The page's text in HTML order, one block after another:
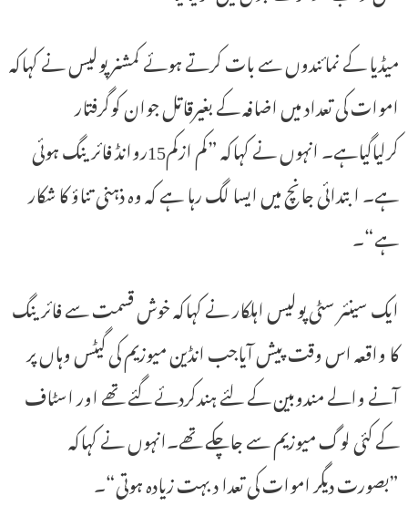
میڈیا کے نمائندوں سے بات کرتے ہوئے کمشنر پولیس نے کہاکہ
اموات کی تعداد میں اضافہ کے بغیرقاتل جوان کوگرفتار
کرلیاگیاہے۔ انہوں نے کہاکہ ”کم ازکم15روانڈ فائرینگ ہوئی
ہے۔ ابتدائی جانچ میں ایسا لگ رہا ہے کہ وہ ذہنی تناؤ کا شکار
ہے“۔
ایک سینئر سٹی پولیس اہلکار نے کہاکہ خوش قسمت سے فائرینگ
کا واقعہ اس وقت پیش آیاجب انڈین میوزیم کی گیٹس وہاں پر
آنے والے مندوبین کے لئے ہندکردئے گئے تھے اور اسٹاف
کے کئی لوگ میوزیم سے جاچکے تھے۔انہوں نے کہاکہ
”بصورت دیگر اموات کی تعدا د بہت زیادہ ہوتی“۔